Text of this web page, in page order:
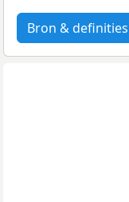
Bron & definities